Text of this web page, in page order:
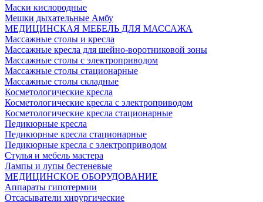
Маски кислородные
Мешки дыхательные Амбу
МЕДИЦИНСКАЯ МЕБЕЛЬ ДЛЯ МАССАЖА
Массажные столы и кресла
Массажные кресла для шейно-воротниковой зоны
Массажные столы с электроприводом
Массажные столы стационарные
Массажные столы складные
Косметологические кресла
Косметологические кресла с электроприводом
Косметологические кресла стационарные
Педикюрные кресла
Педикюрные кресла стационарные
Педикюрные кресла с электроприводом
Стулья и мебель мастера
Лампы и лупы бестеневые
МЕДИЦИНСКОЕ ОБОРУДОВАНИЕ
Аппараты гипотермии
Отсасыватели хирургические